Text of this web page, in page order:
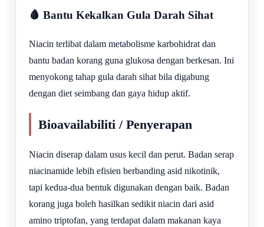
🩸 Bantu Kekalkan Gula Darah Sihat
Niacin terlibat dalam metabolisme karbohidrat dan
bantu badan korang guna glukosa dengan berkesan. Ini
menyokong tahap gula darah sihat bila digabung
dengan diet seimbang dan gaya hidup aktif.
Bioavailabiliti / Penyerapan
Niacin diserap dalam usus kecil dan perut. Badan serap
niacinamide lebih efisien berbanding asid nikotinik,
tapi kedua-dua bentuk digunakan dengan baik. Badan
korang juga boleh hasilkan sedikit niacin dari asid
amino triptofan, yang terdapat dalam makanan kaya